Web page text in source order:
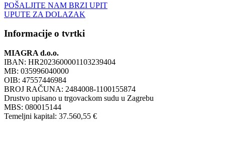
POŠALJITE NAM BRZI UPIT
UPUTE ZA DOLAZAK
Informacije o tvrtki
MIAGRA d.o.o.
IBAN: HR2023600001103239404
MB: 035996040000
OIB: 47557446984
BROJ RAČUNA: 2484008-1100155874
Drustvo upisano u trgovackom sudu u Zagrebu
MBS: 080015144
Temeljni kapital: 37.560,55 €